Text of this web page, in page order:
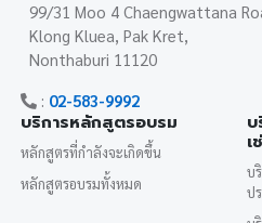
99/31 Moo 4 Chaengwattana
Klong Kluea, Pak Kret,
Nonthaburi 11120
: 02-583-9992
บริการหลักสูตรอบรม
หลักสูตรที่กำลังจะเกิดขึ้น
หลักสูตรอบรมทั้งหมด
บ
เ
บ
ป